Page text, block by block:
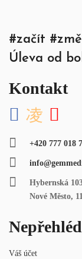
#začít
Úleva od
Kontakt
+420 777 018
Hybernská
Nové Město,
Váš účet